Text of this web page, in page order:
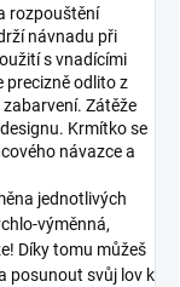
rozpouštění
návnadu při
s vnadícími
precizně odlito z
Zátěže
Krmítko se
návazce a
jednotlivých
výměnná,
Díky tomu můžeš
posunout svůj lov k